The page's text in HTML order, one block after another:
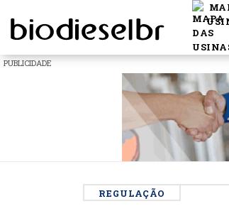
PUBLICIDADE
REGULAÇÃO